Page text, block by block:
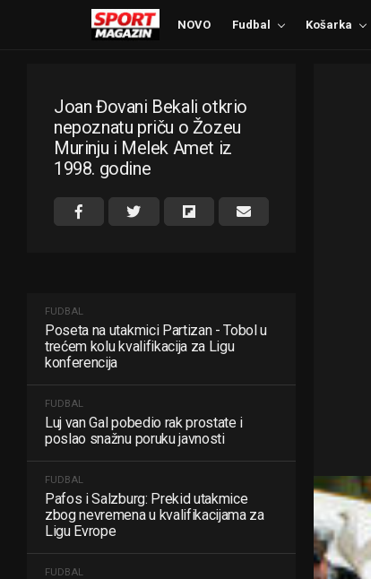
NOVO Fudbal Košarka
Joan Đovani Bekali otkrio
nepoznatu priču o Žozeu
Murinju i Melek Amet iz
1998. godine
FUDBAL
Poseta na utakmici Partizan - Tobol u
trećem kolu kvalifikacija za Ligu
konferencija
FUDBAL
Luj van Gal pobedio rak prostate i
poslao snažnu poruku javnosti
FUDBAL
Pafos i Salzburg: Prekid utakmice
zbog nevremena u kvalifikacijama za
Ligu Evrope
FUDBAL